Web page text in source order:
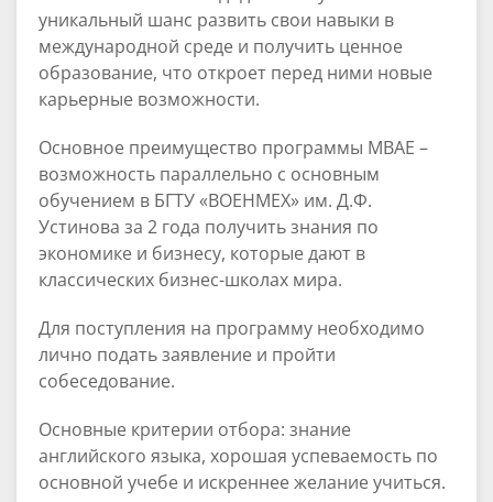
уникальный шанс развить свои навыки в
международной среде и получить ценное
образование, что откроет перед ними новые
карьерные возможности.
Основное преимущество программы МВАЕ –
возможность параллельно с основным
обучением в БГТУ «ВОЕНМЕХ» им. Д.Ф.
Устинова за 2 года получить знания по
экономике и бизнесу, которые дают в
классических бизнес-школах мира.
Для поступления на программу необходимо
лично подать заявление и пройти
собеседование.
Основные критерии отбора: знание
английского языка, хорошая успеваемость по
основной учебе и искреннее желание учиться.